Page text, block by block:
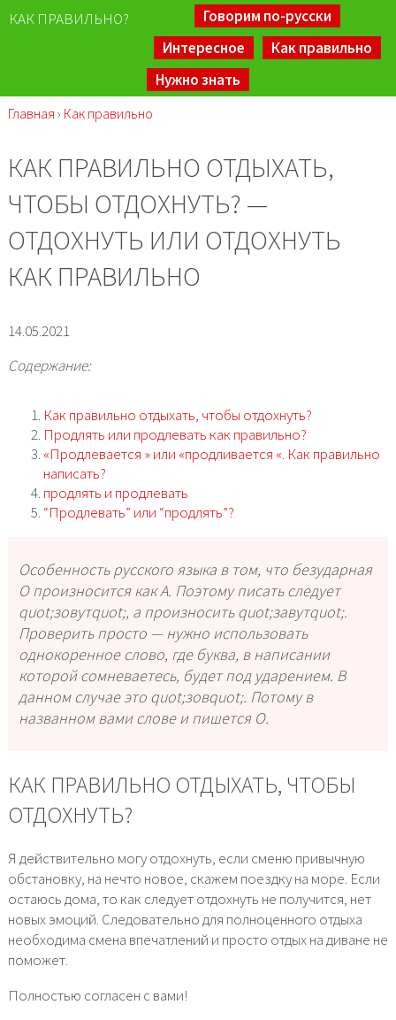
КАК ПРАВИЛЬНО?
Говорим по-русски
Интересное
Как правильно
Нужно знать
Главная › Как правильно
КАК ПРАВИЛЬНО ОТДЫХАТЬ,
ЧТОБЫ ОТДОХНУТЬ? —
ОТДОХНУТЬ ИЛИ ОТДОХНУТЬ
КАК ПРАВИЛЬНО
14.05.2021
Содержание:
Как правильно отдыхать, чтобы отдохнуть?
Продлять или продлевать как правильно?
«Продлевается­ » или «продливается­ «. Как правильно
написать?
продлять и продлевать
“Продлевать” или “продлять”?
Особенность русского языка в том, что безударная
О произносится как А. Поэтому писать следует
quot;зовутquot;, а произносить quot;завутquot;.
Проверить просто — нужно использовать
однокоренное слово, где буква, в написании
которой сомневаетесь, будет под ударением. В
данном случае это quot;зовquot;. Потому в
названном вами слове и пишется О.
КАК ПРАВИЛЬНО ОТДЫХАТЬ, ЧТОБЫ
ОТДОХНУТЬ?
Я действительно могу отдохнуть, если сменю привычную
обстановку, на нечто новое, скажем поездку на море. Если
остаюсь дома, то как следует отдохнуть не получится, нет
новых эмоций. Следовательно для полноценного отдыха
необходима смена впечатлений и просто отдых на диване не
поможет.
Полностью согласен с вами!